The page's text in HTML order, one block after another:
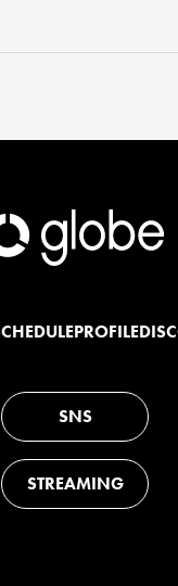
PROFILE
SNS
STREAMING